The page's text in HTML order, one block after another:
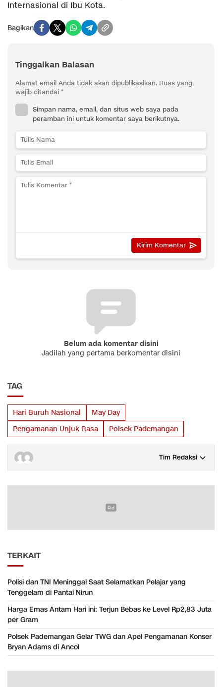
Internasional di Ibu Kota.
Bagikan
Tinggalkan Balasan
Alamat email Anda tidak akan dipublikasikan. Ruas yang
wajib ditandai *
Simpan nama, email, dan situs web saya pada
peramban ini untuk komentar saya berikutnya.
Belum ada komentar disini
Jadilah yang pertama berkomentar disini
TAG
Hari Buruh Nasional
May Day
Pengamanan Unjuk Rasa
Polsek Pademangan
Tim Redaksi
TERKAIT
Polisi dan TNI Meninggal Saat Selamatkan Pelajar yang
Tenggelam di Pantai Nirun
Harga Emas Antam Hari ini: Terjun Bebas ke Level Rp2,83 Juta
per Gram
Polsek Pademangan Gelar TWG dan Apel Pengamanan Konser
Bryan Adams di Ancol